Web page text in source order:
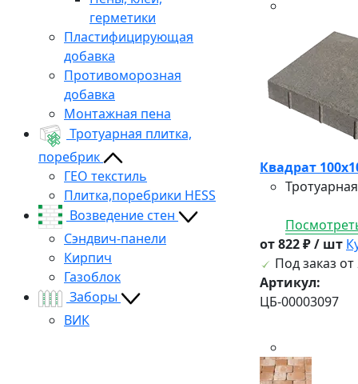
герметики
Пластифицирующая
добавка
Противоморозная
добавка
Монтажная пена
Тротуарная плитка,
поребрик
ГЕО текстиль
Плитка,поребрики HESS
Возведение стен
Сэндвич-панели
Кирпич
Газоблок
Заборы
ВИК
Квадрат
от 822 ₽ / шт
Под заказ от
Артикул:
ЦБ-00003097